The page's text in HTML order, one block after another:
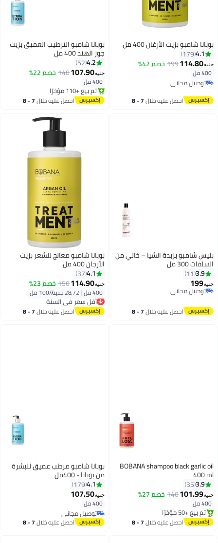
بوبانا شامبو بزيت الأرغان 400 مل
4.1
179
جنيه114.80
199 خصم 42%
400 مل
توصيل مجاني
توصيل مجاني
احصل عليه خلال 7 - 8
بوبانا شامبو الترطيب العميق بزيت
جوز الهند 400 مل
4.2
52
جنيه107.90
140 خصم 22%
400 مل
توصيل مجاني
باقي 3 وحدات في المخزون
تم بيع +110 مؤخرًا
توصيل مجاني
احصل عليه خلال 7 - 8
بليس شامبو بزبدة الشيا – خالي من
السلفات 300 مل
3.9
11
جنيه199
توصيل مجاني
توصيل مجاني
احصل عليه خلال 7 - 8
بوبانا شامبو معالج للشعر بزيت
الأرجان 400 مل
4.1
37
جنيه114.90
150 خصم 23%
400 مل |
أقل سعر في السنة
توصيل مجاني
أقل سعر في السنة
احصل عليه خلال 7 - 8
BOBANA shampoo black garlic oil
400 ml
3.9
35
جنيه101.99
140 خصم 27%
400 مل
أقل سعر في السنة
توصيل مجاني
تم بيع +50 مؤخرًا
أقل سعر في السنة
احصل عليه خلال 7 - 8
بوبانا شامبو مرطب عميق للبشرة
من بوبانا - 400مل
4.1
179
جنيه107.50
400 مل
توصيل مجاني
توصيل مجانياحصل عليه خلال 7 - 8